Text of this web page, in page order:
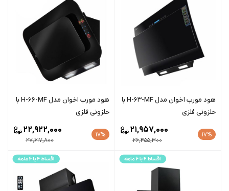
هود مورب اخوان مدل H-63-MF با
حلزونی فلزی
17%
26,455,300
21,957,000
هود مورب اخوان مدل H-66-MF با
حلزونی فلزی
17%
27,617,800
22,922,000